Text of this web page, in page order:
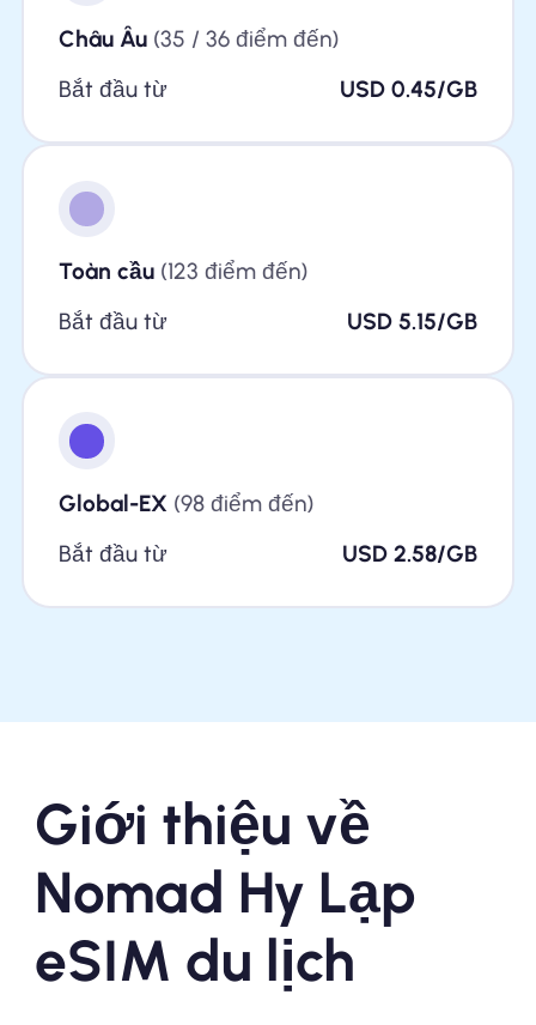
Châu Âu(35 / 36 điểm đến)
Bắt đầu từ
USD 0.45/GB
Toàn cầu(123 điểm đến)
Bắt đầu từ
USD 5.15/GB
Global-EX (98 điểm đến)
Bắt đầu từ
USD 2.58/GB
Giới thiệu về
Nomad Hy Lạp
eSIM du lịch